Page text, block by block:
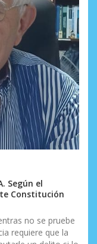
Según el
Constitución
no se pruebe
requiere que la